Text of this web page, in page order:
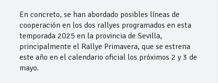
En concreto, se han abordado posibles líneas de
cooperación en los dos rallyes programados en esta
temporada 2025 en la provincia de Sevilla,
principalmente el Rallye Primavera, que se estrena
este año en el calendario oficial los próximos 2 y 3 de
mayo.